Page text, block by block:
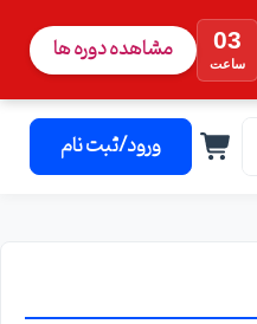
03
ساعت مشاهده دوره ها
ورود/ثبت نام